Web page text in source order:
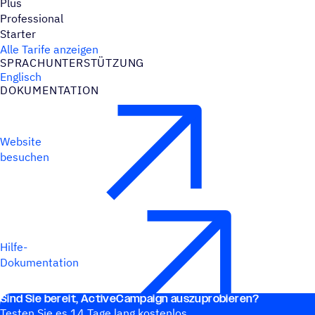
Professional
Starter
Alle Tarife anzeigen
SPRACH­UN­TER­STÜT­ZUNG
Englisch
DOKU­MEN­TA­TION
Website
besuchen
Hilfe-
Dokumentation
Sind Sie bereit, ActiveCampaign auszuprobieren?